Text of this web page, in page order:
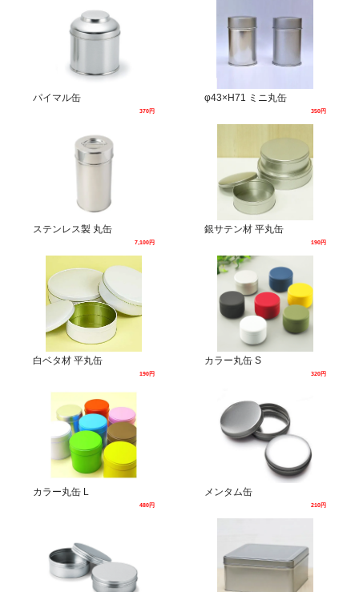
パイマル缶
370円
φ43×H71 ミニ丸缶
350円
ステンレス製 丸缶
7,100円
銀サテン材 平丸缶
190円
白ベタ材 平丸缶
190円
カラー丸缶 S
320円
カラー丸缶 L
480円
メンタム缶
210円